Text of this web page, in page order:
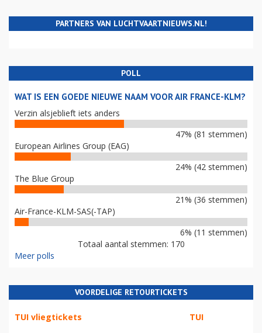
PARTNERS VAN LUCHTVAARTNIEUWS.NL!
POLL
WAT IS EEN GOEDE NIEUWE NAAM VOOR AIR FRANCE-KLM?
Verzin alsjeblieft iets anders
47% (81 stemmen)
European Airlines Group (EAG)
24% (42 stemmen)
The Blue Group
21% (36 stemmen)
Air-France-KLM-SAS(-TAP)
6% (11 stemmen)
Totaal aantal stemmen: 170
Meer polls
VOORDELIGE RETOURTICKETS
TUI vliegtickets TUI